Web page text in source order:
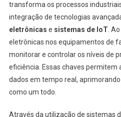
transforma os processos
integração de tecnologias
eletrônicas e sistemas de IoT.
eletrônicas nos equipamentos de
monitorar e controlar os níveis de
eficiência. Essas chaves permitem
dados em tempo real,
como um todo.
Através da utilização de sistemas